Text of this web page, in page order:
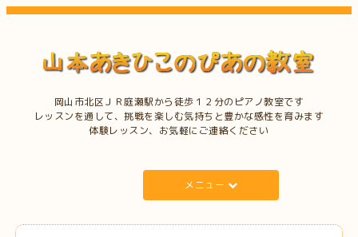
岡山市北区ＪＲ庭瀬駅から徒歩１２分のピアノ教室です
レッスンを通して、挑戦を楽しむ気持ちと豊かな感性を育みます
体験レッスン、お気軽にご連絡ください
メニュー